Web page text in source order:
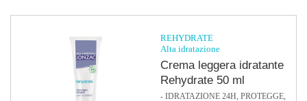
REHYDRATE
Alta idratazione
Crema leggera idratante
Rehydrate 50 ml
- IDRATAZIONE 24H, PROTEGGE,